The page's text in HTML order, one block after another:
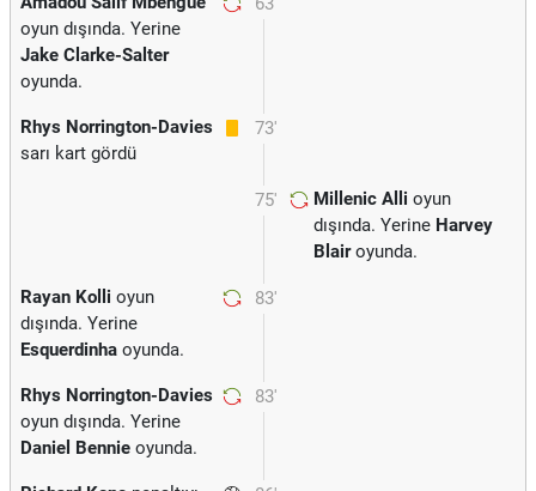
oyun dışında. Yerine
Jake Clarke-Salter
oyunda.
73'
Rhys Norrington-Davies
sarı kart gördü
75' Millenic Alli oyun
dışında. Yerine Harvey
Blairoyunda.
83'
Rayan Kolli oyun
dışında. Yerine
Esquerdinha oyunda.
83'
Rhys Norrington-Davies
oyun dışında. Yerine
Daniel Bennie oyunda.